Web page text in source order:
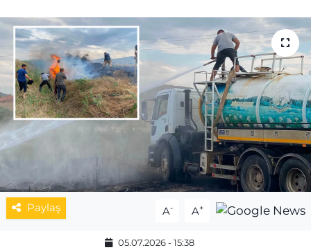
Paylaş A- A+
05.07.2026 - 15:38
SPOR
MAGAZİN
ESKİŞEHİRSPOR